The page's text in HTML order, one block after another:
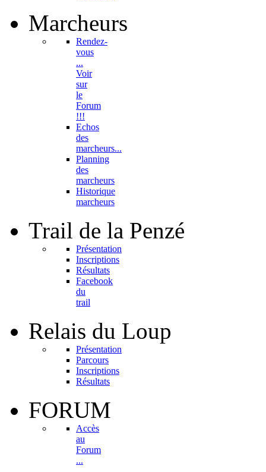
Marcheurs
Rendez-
vous
...
Voir
sur
le
Forum
!!!
Echos
des
marcheurs...
Planning
des
marcheurs
Historique
marcheurs
Trail de la Penzé
Présentation
Inscriptions
Résultats
Facebook
du
trail
Relais du Loup
Présentation
Parcours
Inscriptions
Résultats
FORUM
Accès
au
Forum
...